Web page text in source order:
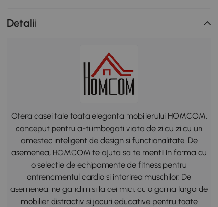
Detalii
Ofera casei tale toata eleganta mobilierului HOMCOM,
conceput pentru a-ti imbogati viata de zi cu zi cu un
amestec inteligent de design si functionalitate. De
asemenea, HOMCOM te ajuta sa te mentii in forma cu
o selectie de echipamente de fitness pentru
antrenamentul cardio si intarirea muschilor. De
asemenea, ne gandim si la cei mici, cu o gama larga de
mobilier distractiv si jocuri educative pentru toate